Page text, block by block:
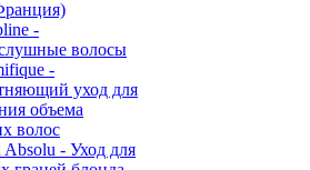
-
волосы
-
уход для
объема
волос
- Уход для